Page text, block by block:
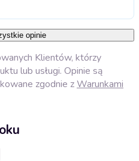
opinie
Klientów, którzy
lub usługi. Opinie są
zgodnie zWarunkami